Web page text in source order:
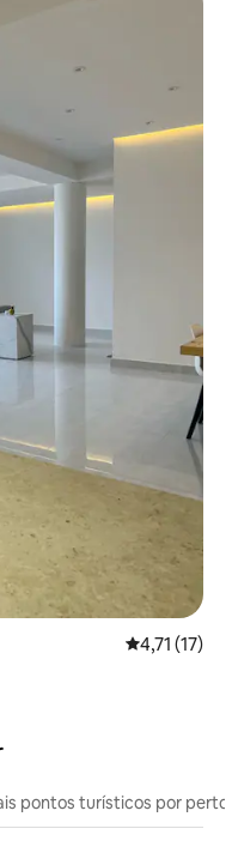
4,71 de uma
4,71 (17)
pontos turísticos por perto